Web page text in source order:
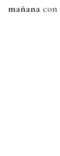
mañana con